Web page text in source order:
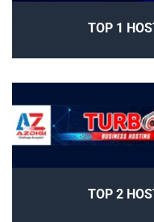
TOP 1
TOP 2